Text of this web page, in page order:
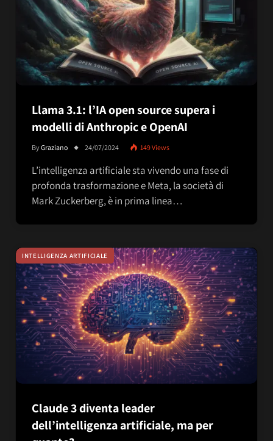
Llama 3.1: l’IA open source supera i
modelli di Anthropic e OpenAI
ByGraziano 24/07/2024 149Views
L’intelligenza artificiale sta vivendo una fase di
profonda trasformazione e Meta, la società di
Mark Zuckerberg, è in prima linea…
INTELLIGENZA ARTIFICIALE
Claude 3 diventa leader
dell’intelligenza artificiale, ma per